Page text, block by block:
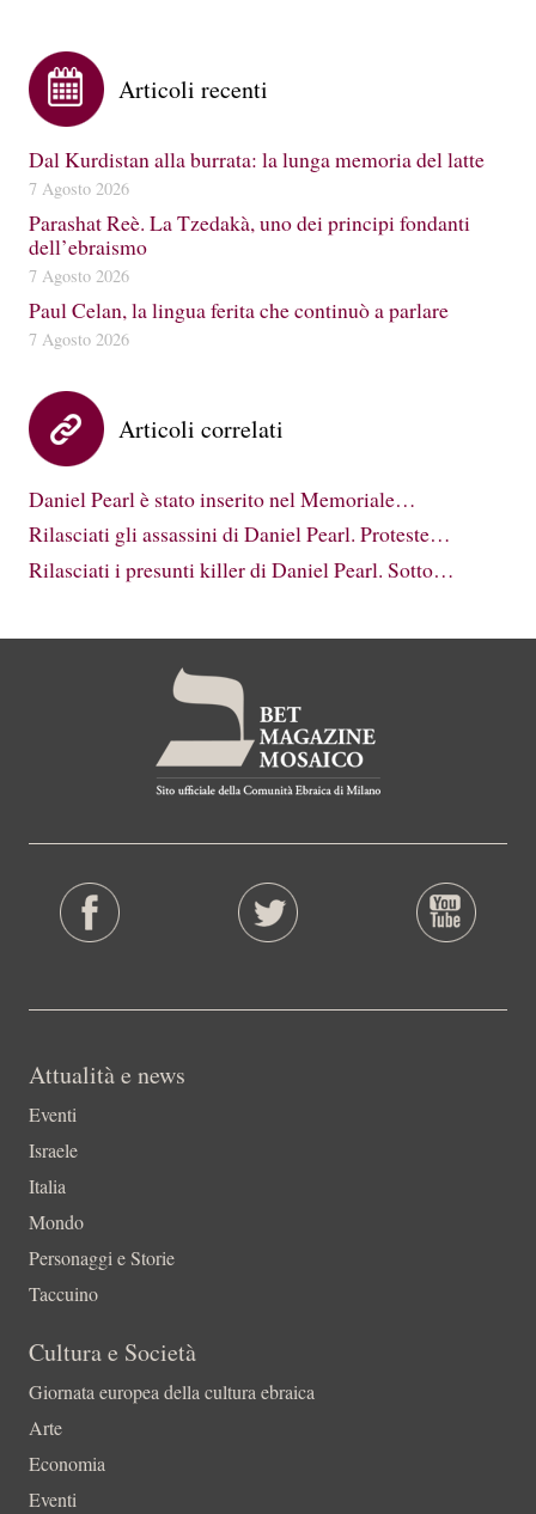
Articoli recenti
Dal Kurdistan alla burrata: la lunga memoria del latte
7 Agosto 2026
Parashat Reè. La Tzedakà, uno dei principi fondanti
dell’ebraismo
7 Agosto 2026
Paul Celan, la lingua ferita che continuò a parlare
7 Agosto 2026
Articoli correlati
Daniel Pearl è stato inserito nel Memoriale…
Rilasciati gli assassini di Daniel Pearl. Proteste…
Rilasciati i presunti killer di Daniel Pearl. Sotto…
Attualità e news
Eventi
Israele
Italia
Mondo
Personaggi e Storie
Taccuino
Cultura e Società
Giornata europea della cultura ebraica
Arte
Economia
Eventi